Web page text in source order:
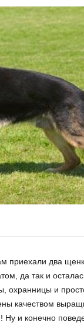
приехали два
да так и
охранницы и
качеством
Ну и конечно